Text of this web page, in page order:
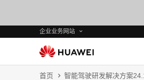
企业业务网站
首页 智能驾驶研发解决方案